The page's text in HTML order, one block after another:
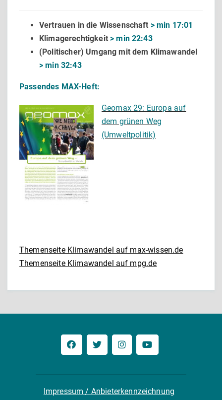
Vertrauen in die Wissenschaft > min 17:01
Klimagerechtigkeit> min 22:43
(Politischer) Umgang mit dem Klimawandel
> min 32:43
Passendes MAX-Heft:
Geomax 29: Europa auf
dem grünen Weg
(Umweltpolitik)
Themenseite Klimawandel auf max-wissen.de
Themenseite Klimawandel auf mpg.de
Impressum / Anbieterkennzeichnung